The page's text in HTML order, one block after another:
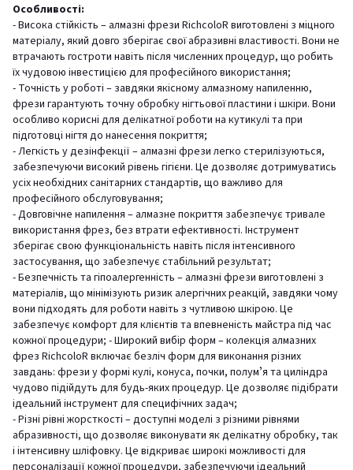
Особливості:
- Висока стійкість – алмазні фрези RichcoloR виготовлені з міцного
матеріалу, який довго зберігає свої абразивні властивості. Вони не
втрачають гостроти навіть після численних процедур, що робить
їх чудовою інвестицією для професійного використання;
- Точність у роботі – завдяки якісному алмазному напиленню,
фрези гарантують точну обробку нігтьової пластини і шкіри. Вони
особливо корисні для делікатної роботи на кутикулі та при
підготовці нігтя до нанесення покриття;
- Легкість у дезінфекції – алмазні фрези легко стерилізуються,
забезпечуючи високий рівень гігієни. Це дозволяє дотримуватись
усіх необхідних санітарних стандартів, що важливо для
професійного обслуговування;
- Довговічне напилення – алмазне покриття забезпечує тривале
використання фрез, без втрати ефективності. Інструмент
зберігає свою функціональність навіть після інтенсивного
застосування, що забезпечує стабільний результат;
- Безпечність та гіпоалергенність – алмазні фрези виготовлені з
матеріалів, що мінімізують ризик алергічних реакцій, завдяки чому
вони підходять для роботи навіть з чутливою шкірою. Це
забезпечує комфорт для клієнтів та впевненість майстра під час
кожної процедури; - Широкий вибір форм – колекція алмазних
фрез RichcoloR включає безліч форм для виконання різних
завдань: фрези у формі кулі, конуса, почки, полумʼя та циліндра
чудово підійдуть для будь-яких процедур. Це дозволяє підібрати
ідеальний інструмент для специфічних задач;
- Різні рівні жорсткості – доступні моделі з різними рівнями
абразивності, що дозволяє виконувати як делікатну обробку, так
і інтенсивну шліфовку. Це відкриває широкі можливості для
персоналізації кожної процедури, забезпечуючи ідеальний